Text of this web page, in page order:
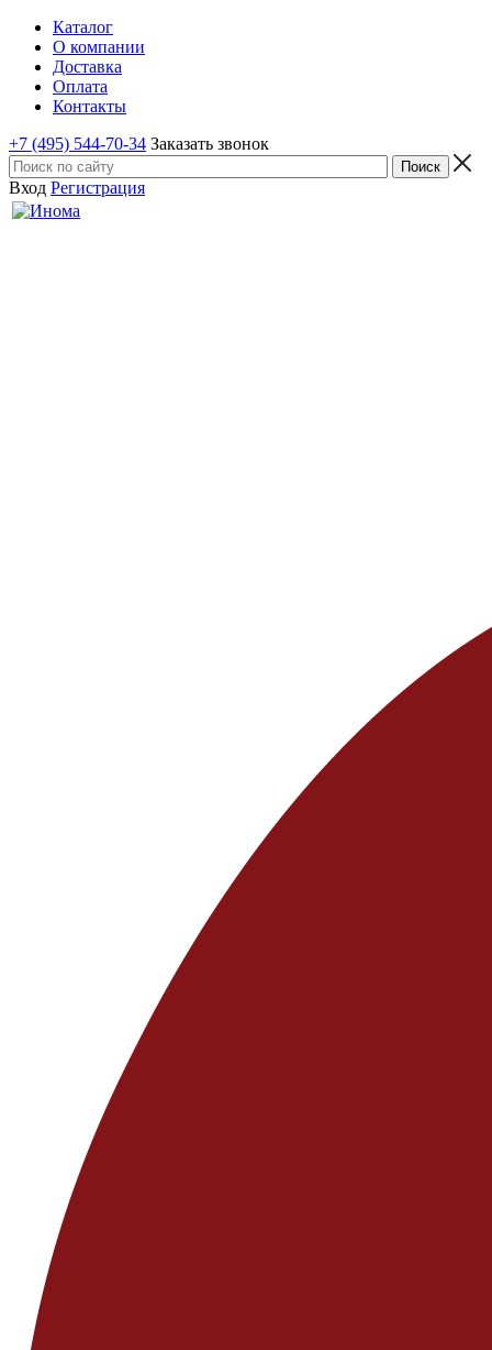
Каталог
О компании
Доставка
Оплата
Контакты
+7 (495) 544-70-34 Заказать звонок
Вход Регистрация